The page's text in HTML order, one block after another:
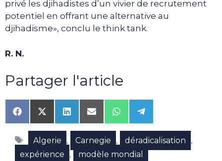
privé les djihadistes d’un vivier de recrutement
potentiel en offrant une alternative au
djihadisme», conclu le think tank.
R. N.
Partager l'article
Share
on
Facebook
Share
on
X
(Twitter)
Share
on
LinkedIn
Share
on
Email
Share
on
WhatsApp
Share
on
Telegram
Étiquettes
Algerie , Carnegie , déradicalisation ,
expérience , modèle mondial